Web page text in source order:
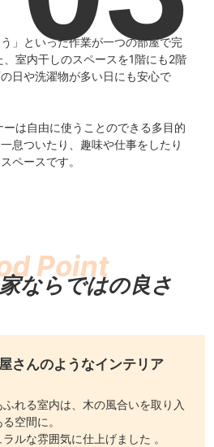
」といった作業が一つの部屋で完
室内干しのスペースを1階にも2階
日や洗濯物が多い日にも安心で
は自由に使うことのできる多目的
息ついたり、趣味や仕事をしたり
ペースです。
ならではの良さ
さんのようなインテリア
れる室内は、木の風合いを取り入
空間に。
ルな雰囲気に仕上げました 。